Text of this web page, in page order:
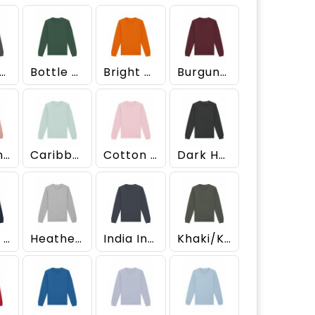
Anthracite Bottle Green Bright Orange Burgundy
Canyon Pink Caribbean Blue Cotton Pink Dark Heather Grey
French Navy Heather Grey India Ink Grey Khaki/Khaki ST